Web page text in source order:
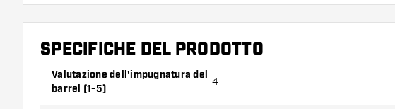
Harrows Fire Inferno 90% Freccette Soft contiene:
astine.
SPECIFICHE DEL PRODOTTO
Valutazione dell'impugnatura del
barrel (1-5)
4